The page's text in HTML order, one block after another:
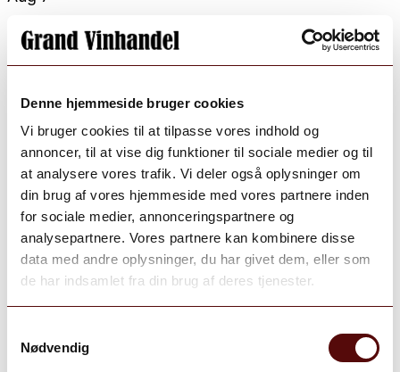
Denne hjemmeside bruger cookies
Vi bruger cookies til at tilpasse vores indhold og
annoncer, til at vise dig funktioner til sociale medier og til
at analysere vores trafik. Vi deler også oplysninger om
din brug af vores hjemmeside med vores partnere inden
for sociale medier, annonceringspartnere og
analysepartnere. Vores partnere kan kombinere disse
data med andre oplysninger, du har givet dem, eller som
de har indsamlet fra din brug af deres tjenester.
Nødvendig
Open post by grand_vinhandel with ID
18105545093331876